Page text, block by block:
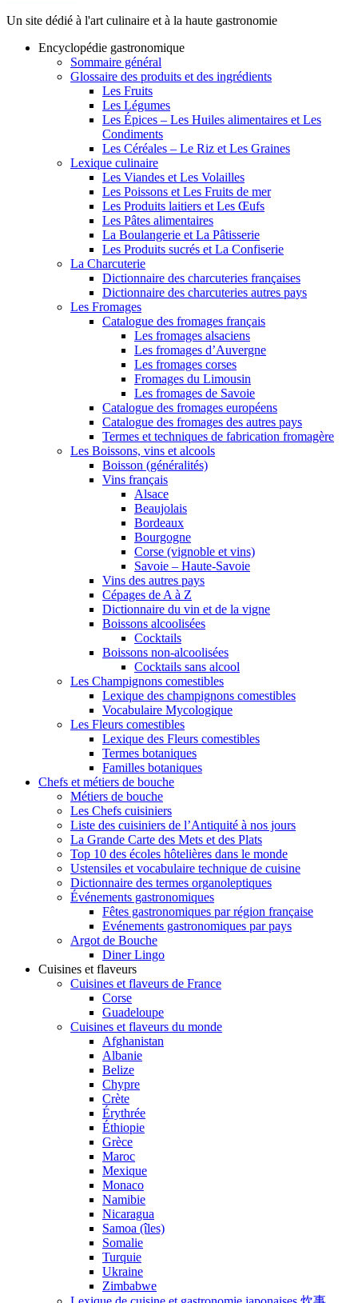
Un site dédié à l'art culinaire et à la haute gastronomie
Encyclopédie gastronomique
Sommaire général
Glossaire des produits et des ingrédients
Les Fruits
Les Légumes
Les Épices – Les Huiles alimentaires et Les
Condiments
Les Céréales – Le Riz et Les Graines
Lexique culinaire
Les Viandes et Les Volailles
Les Poissons et Les Fruits de mer
Les Produits laitiers et Les Œufs
Les Pâtes alimentaires
La Boulangerie et La Pâtisserie
Les Produits sucrés et La Confiserie
La Charcuterie
Dictionnaire des charcuteries françaises
Dictionnaire des charcuteries autres pays
Les Fromages
Catalogue des fromages français
Les fromages alsaciens
Les fromages d’Auvergne
Les fromages corses
Fromages du Limousin
Les fromages de Savoie
Catalogue des fromages européens
Catalogue des fromages des autres pays
Termes et techniques de fabrication fromagère
Les Boissons, vins et alcools
Boisson (généralités)
Vins français
Alsace
Beaujolais
Bordeaux
Bourgogne
Corse (vignoble et vins)
Savoie – Haute-Savoie
Vins des autres pays
Cépages de A à Z
Dictionnaire du vin et de la vigne
Boissons alcoolisées
Cocktails
Boissons non-alcoolisées
Cocktails sans alcool
Les Champignons comestibles
Lexique des champignons comestibles
Vocabulaire Mycologique
Les Fleurs comestibles
Lexique des Fleurs comestibles
Termes botaniques
Familles botaniques
Chefs et métiers de bouche
Métiers de bouche
Les Chefs cuisiniers
Liste des cuisiniers de l’Antiquité à nos jours
La Grande Carte des Mets et des Plats
Top 10 des écoles hôtelières dans le monde
Ustensiles et vocabulaire technique de cuisine
Dictionnaire des termes organoleptiques
Événements gastronomiques
Fêtes gastronomiques par région française
Evénements gastronomiques par pays
Argot de Bouche
Diner Lingo
Cuisines et flaveurs
Cuisines et flaveurs de France
Corse
Guadeloupe
Cuisines et flaveurs du monde
Afghanistan
Albanie
Belize
Chypre
Crète
Érythrée
Éthiopie
Grèce
Maroc
Mexique
Monaco
Namibie
Nicaragua
Samoa (îles)
Somalie
Turquie
Ukraine
Zimbabwe